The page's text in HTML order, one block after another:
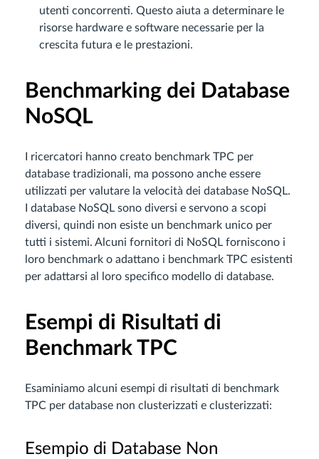
utenti concorrenti. Questo aiuta a determinare le
risorse hardware e software necessarie per la
crescita futura e le prestazioni.
Benchmarking dei Database
NoSQL
I ricercatori hanno creato benchmark TPC per
database tradizionali, ma possono anche essere
utilizzati per valutare la velocità dei database NoSQL.
I database NoSQL sono diversi e servono a scopi
diversi, quindi non esiste un benchmark unico per
tutti i sistemi. Alcuni fornitori di NoSQL forniscono i
loro benchmark o adattano i benchmark TPC esistenti
per adattarsi al loro specifico modello di database.
Esempi di Risultati di
Benchmark TPC
Esaminiamo alcuni esempi di risultati di benchmark
TPC per database non clusterizzati e clusterizzati:
Esempio di Database Non